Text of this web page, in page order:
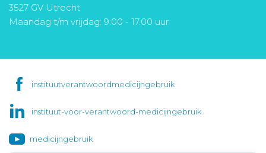
3527 GV Utrecht
Maandag t/m vrijdag: 9.00 - 17.00 uur
instituutverantwoordmedicijngebruik
instituut-voor-verantwoord-medicijngebruik
medicijngebruik